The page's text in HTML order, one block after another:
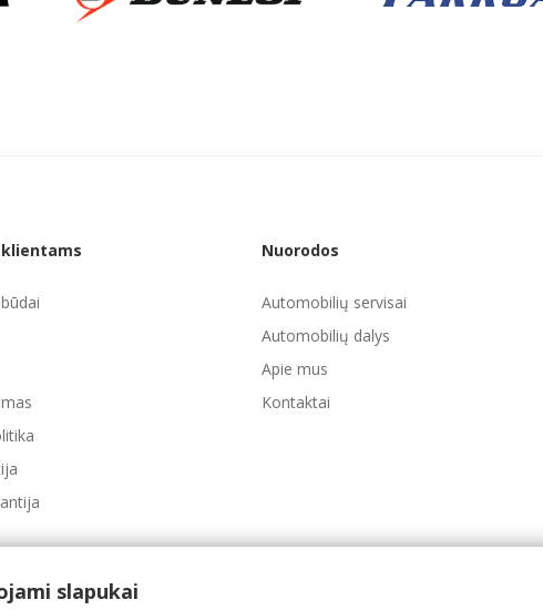
Nuorodos
Automobilių servisai
Automobilių dalys
Apie mus
Kontaktai
slapukai